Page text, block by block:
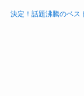
決定！話題沸騰のベス